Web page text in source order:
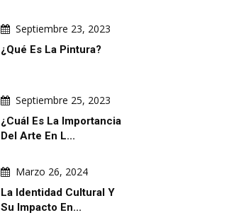
Septiembre 23, 2023
¿Qué Es La Pintura?
Septiembre 25, 2023
¿Cuál Es La Importancia
Del Arte En L...
Marzo 26, 2024
La Identidad Cultural Y
Su Impacto En...